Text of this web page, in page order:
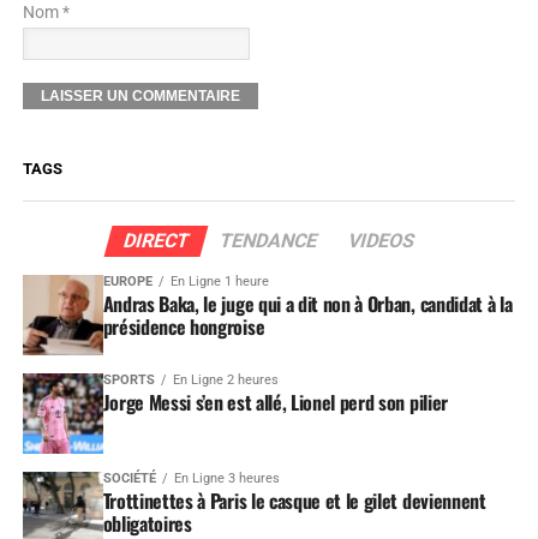
Nom *
TAGS
DIRECT TENDANCE VIDEOS
EUROPE En Ligne 1 heure
Andras Baka, le juge qui a dit non à Orban, candidat à la
présidence hongroise
SPORTS En Ligne 2 heures
Jorge Messi s’en est allé, Lionel perd son pilier
SOCIÉTÉ En Ligne 3 heures
Trottinettes à Paris le casque et le gilet deviennent
obligatoires